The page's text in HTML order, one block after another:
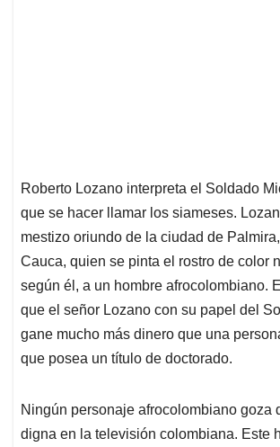
Roberto Lozano interpreta el Soldado
que se hacer llamar los siameses.
mestizo oriundo de la ciudad de
Cauca, quien se pinta el rostro de color
según él, a un hombre afrocolombiano.
que el señor Lozano con su papel del
gane mucho más dinero que una
que posea un título de doctorado.
Ningún personaje afrocolombiano goza
digna en la televisión colombiana. Este